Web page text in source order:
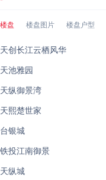
楼盘 楼盘图片 楼盘户型
天创长江云栖风华
天池雅园
天纵御景湾
天熙楚世家
台银城
铁投江南御景
天纵城